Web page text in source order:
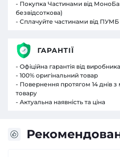
- Покупка Частинами від
безвідсоткова)
- Сплачуйте частинами від ПУМБ
ГАРАНТІЇ
- Офіційна гарантія від виробника
- 100% оригінальний товар
- Повернення протягом 14 днів
товару
- Актуальна наявність та ціна